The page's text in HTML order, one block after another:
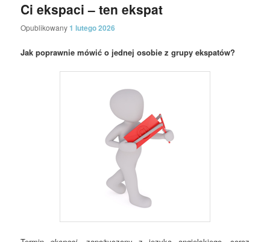
Ci ekspaci – ten ekspat
Opublikowany1 lutego 2026
Jak poprawnie mówić o jednej osobie z grupy ekspatów?